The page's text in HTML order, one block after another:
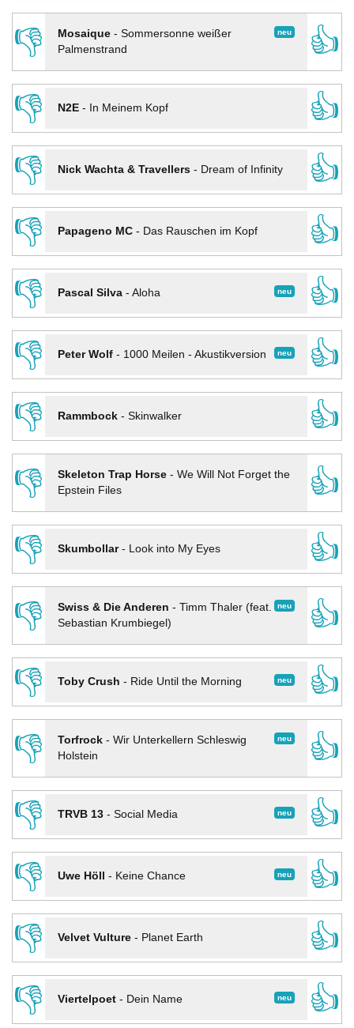
👎
neu
Mosaique- Sommersonne weißer
Palmenstrand
👍
👎
N2E- In Meinem Kopf
👍
👎
Nick Wachta & Travellers- Dream of Infinity
👍
👎
Papageno MC- Das Rauschen im Kopf
👍
👎
neu
Pascal Silva- Aloha
👍
👎
neu
Peter Wolf- 1000 Meilen - Akustikversion
👍
👎
Rammbock- Skinwalker
👍
👎
Skeleton Trap Horse- We Will Not Forget the
Epstein Files
👍
👎
Skumbollar- Look into My Eyes
👍
👎
neu
Swiss & Die Anderen - Timm Thaler (feat.
Sebastian Krumbiegel)
👍
👎
neu
Toby Crush - Ride Until the Morning
👍
👎
neu
Torfrock- Wir Unterkellern Schleswig
Holstein
👍
👎
neu
TRVB 13- Social Media
👍
👎
neu
Uwe Höll - Keine Chance
👍
👎
Velvet Vulture- Planet Earth
👍
👎
neu
Viertelpoet- Dein Name
👍